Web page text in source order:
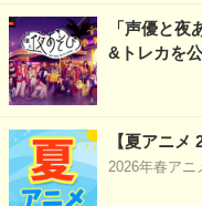
「声優と
&トレカを
【夏アニメ
2026年春アニ